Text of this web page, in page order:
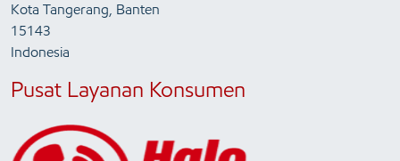
Kota Tangerang, Banten
15143
Indonesia
Pusat Layanan Konsumen